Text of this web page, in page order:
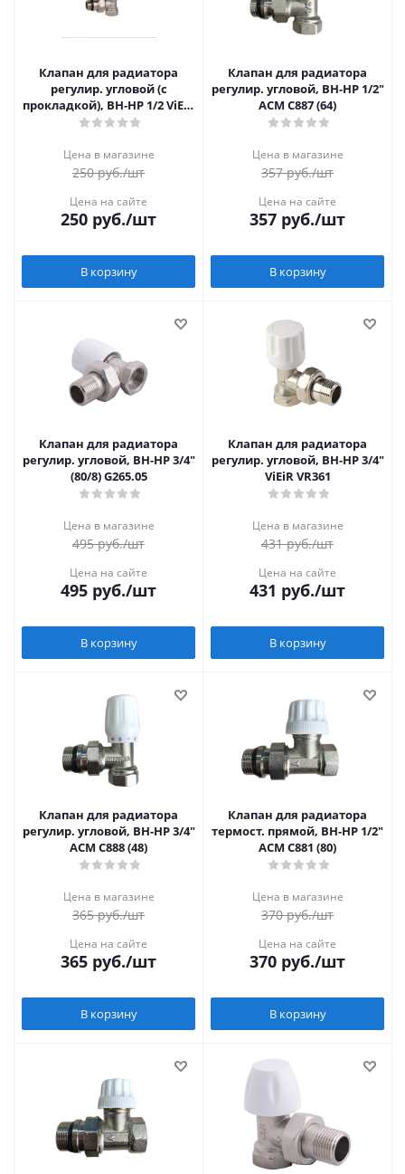
Клапан для радиатора
регулир. угловой (с
прокладкой), ВН-НР 1/2 ViEiR
VR300
Цена в магазине
250руб./шт
Цена на сайте
250 руб./шт
В корзину
Клапан для радиатора
регулир. угловой, ВН-НР 1/2"
АСМ С887 (64)
Цена в магазине
357руб./шт
Цена на сайте
357 руб./шт
В корзину
Клапан для радиатора
регулир. угловой, ВН-НР 3/4"
(80/8) G265.05
Цена в магазине
495руб./шт
Цена на сайте
495 руб./шт
В корзину
Клапан для радиатора
регулир. угловой, ВН-НР 3/4"
ViEiR VR361
Цена в магазине
431руб./шт
Цена на сайте
431 руб./шт
В корзину
Клапан для радиатора
регулир. угловой, ВН-НР 3/4"
АСМ С888 (48)
Цена в магазине
365руб./шт
Цена на сайте
365 руб./шт
В корзину
Клапан для радиатора
термост. прямой, ВН-НР 1/2"
АСМ С881 (80)
Цена в магазине
370руб./шт
Цена на сайте
370 руб./шт
В корзину